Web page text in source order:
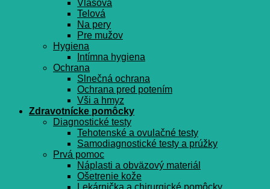
Vlasová
Telová
Na pery
Pre mužov
Hygiena
Intímna hygiena
Ochrana
Slnečná ochrana
Ochrana pred potením
Vši a hmyz
Zdravotnícke pomôcky
Diagnostické testy
Tehotenské a ovulačné testy
Samodiagnostické testy a prúžky
Prvá pomoc
Náplasti a obväzový materiál
Ošetrenie kože